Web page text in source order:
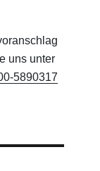
uns unter
5890317